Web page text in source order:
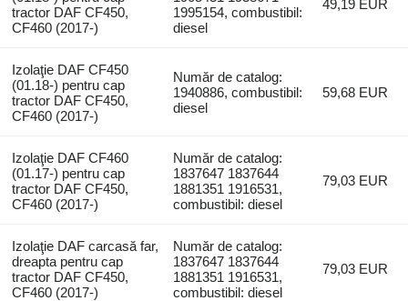
tractor DAF CF450,
CF460 (2017-)
1995154, combustibil:
diesel
49,19 EUR
Izolaţie DAF CF450
(01.18-) pentru cap
tractor DAF CF450,
CF460 (2017-)
Număr de catalog:
1940886, combustibil:
diesel
59,68 EUR
Izolaţie DAF CF460
(01.17-) pentru cap
tractor DAF CF450,
CF460 (2017-)
Număr de catalog:
1837647 1837644
1881351 1916531,
combustibil: diesel
79,03 EUR
Izolaţie DAF carcasă far,
dreapta pentru cap
tractor DAF CF450,
CF460 (2017-)
Număr de catalog:
1837647 1837644
1881351 1916531,
combustibil: diesel
79,03 EUR